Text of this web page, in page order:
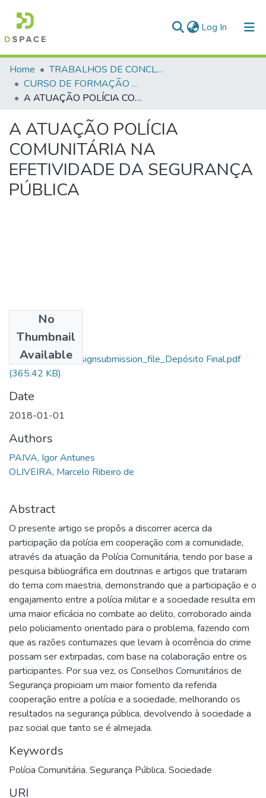
Log In (current)
Communities & Collections
All of DSpace
Home
TRABALHOS DE CONCLUSÃO DE CURSO - CFP (CURSO DE FORMAÇÃO DE PRAÇAS)
CURSO DE FORMAÇÃO DE PRAÇAS - CFP - 2018
A ATUAÇÃO POLÍCIA COMUNITÁRIA NA EFETIVIDADE DA SEGURANÇA PÚBLICA
A ATUAÇÃO POLÍCIA
COMUNITÁRIA NA
EFETIVIDADE DA SEGURANÇA
PÚBLICA
No
Thumbnail
Available
Igor Antunes
Paiva_10365_assignsubmission_file_Depósito Final.pdf
(365.42 KB)
Date
2018-01-01
Authors
PAIVA, Igor Antunes
OLIVEIRA, Marcelo Ribeiro de
Abstract
O presente artigo se propôs a discorrer acerca da
participação da polícia em cooperação com a comunidade,
através da atuação da Polícia Comunitária, tendo por base a
pesquisa bibliográfica em doutrinas e artigos que trataram
do tema com maestria, demonstrando que a participação e o
engajamento entre a polícia militar e a sociedade resulta em
uma maior eficácia no combate ao delito, corroborado ainda
pelo policiamento orientado para o problema, fazendo com
que as razões contumazes que levam à ocorrência do crime
possam ser extirpadas, com base na colaboração entre os
participantes. Por sua vez, os Conselhos Comunitários de
Segurança propiciam um maior fomento da referida
cooperação entre a polícia e a sociedade, melhorando os
resultados na segurança pública, devolvendo à sociedade a
paz social que tanto se é almejada.
Keywords
Polícia Comunitária. Segurança Pública. Sociedade
URI